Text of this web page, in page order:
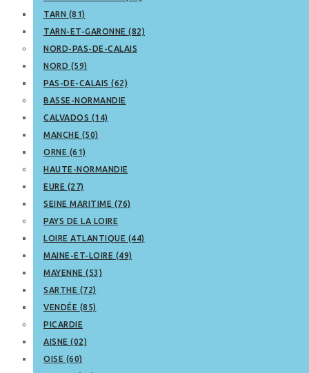
TARN (81)
TARN-ET-GARONNE (82)
NORD-PAS-DE-CALAIS
NORD (59)
PAS-DE-CALAIS (62)
BASSE-NORMANDIE
CALVADOS (14)
MANCHE (50)
ORNE (61)
HAUTE-NORMANDIE
EURE (27)
SEINE MARITIME (76)
PAYS DE LA LOIRE
LOIRE ATLANTIQUE (44)
MAINE-ET-LOIRE (49)
MAYENNE (53)
SARTHE (72)
VENDÉE (85)
PICARDIE
AISNE (02)
OISE (60)